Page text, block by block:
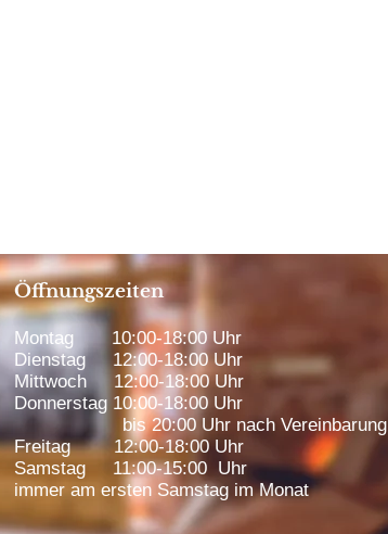
Öffnungszeiten
Montag 10:00-18:00 Uhr
Dienstag 12:00-18:00 Uhr
Mittwoch 12:00-18:00 Uhr
Donnerstag 10:00-18:00 Uhr
bis 20:00 Uhr nach Vereinbarung
Freitag 12:00-18:00 Uhr
Samstag 11:00-15:00 Uhr
immer am ersten Samstag im Monat